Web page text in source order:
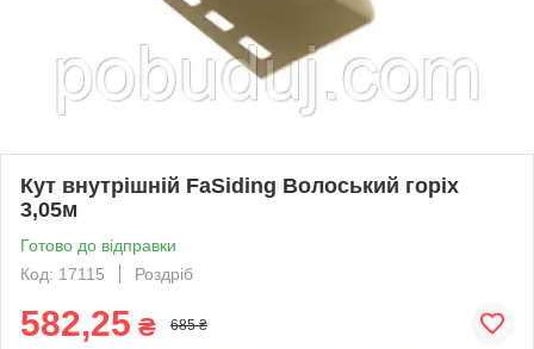
Кут внутрішній FaSiding Волоський горіх
3,05м
Готово до відправки
Код: 17115
Роздріб
582,25 ₴ 685 ₴